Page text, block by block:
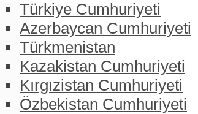
Türkiye Cumhuriyeti
Azerbaycan Cumhuriyeti
Türkmenistan
Kazakistan Cumhuriyeti
Kırgızistan Cumhuriyeti
Özbekistan Cumhuriyeti